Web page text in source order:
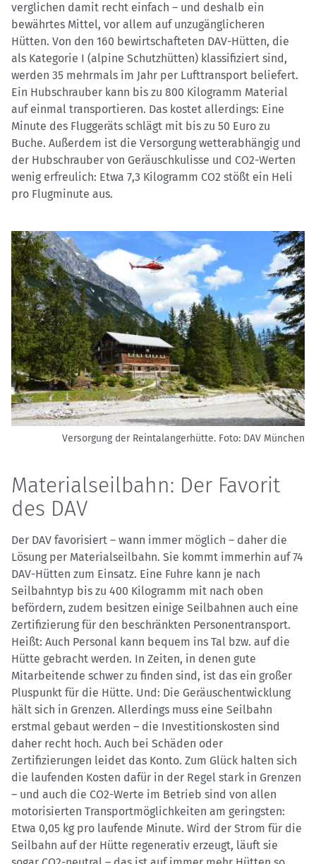
verglichen damit recht einfach – und deshalb ein
bewährtes Mittel, vor allem auf unzugänglicheren
Hütten. Von den 160 bewirtschafteten DAV-Hütten, die
als Kategorie I (alpine Schutzhütten) klassifiziert sind,
werden 35 mehrmals im Jahr per Lufttransport beliefert.
Ein Hubschrauber kann bis zu 800 Kilogramm Material
auf einmal transportieren. Das kostet allerdings: Eine
Minute des Fluggeräts schlägt mit bis zu 50 Euro zu
Buche. Außerdem ist die Versorgung wetterabhängig und
der Hubschrauber von Geräuschkulisse und CO2-Werten
wenig erfreulich: Etwa 7,3 Kilogramm CO2 stößt ein Heli
pro Flugminute aus.
Versorgung der Reintalangerhütte. Foto: DAV München
Materialseilbahn: Der Favorit
des DAV
Der DAV favorisiert – wann immer möglich – daher die
Lösung per Materialseilbahn. Sie kommt immerhin auf 74
DAV-Hütten zum Einsatz. Eine Fuhre kann je nach
Seilbahntyp bis zu 400 Kilogramm mit nach oben
befördern, zudem besitzen einige Seilbahnen auch eine
Zertifizierung für den beschränkten Personentransport.
Heißt: Auch Personal kann bequem ins Tal bzw. auf die
Hütte gebracht werden. In Zeiten, in denen gute
Mitarbeitende schwer zu finden sind, ist das ein großer
Pluspunkt für die Hütte. Und: Die Geräuschentwicklung
hält sich in Grenzen. Allerdings muss eine Seilbahn
erstmal gebaut werden – die Investitionskosten sind
daher recht hoch. Auch bei Schäden oder
Zertifizierungen leidet das Konto. Zum Glück halten sich
die laufenden Kosten dafür in der Regel stark in Grenzen
– und auch die CO2-Werte im Betrieb sind von allen
motorisierten Transportmöglichkeiten am geringsten:
Etwa 0,05 kg pro laufende Minute. Wird der Strom für die
Seilbahn auf der Hütte regenerativ erzeugt, läuft sie